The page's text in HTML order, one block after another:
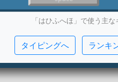
「はひふへほ」で使う主な
タイピングへ ランキ